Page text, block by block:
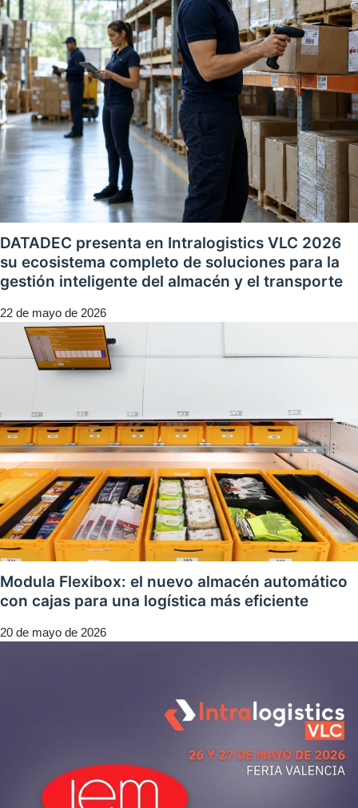
DATADEC presenta en Intralogistics VLC 2026
su ecosistema completo de soluciones para la
gestión inteligente del almacén y el transporte
22 de mayo de 2026
Modula Flexibox: el nuevo almacén automático
con cajas para una logística más eficiente
20 de mayo de 2026